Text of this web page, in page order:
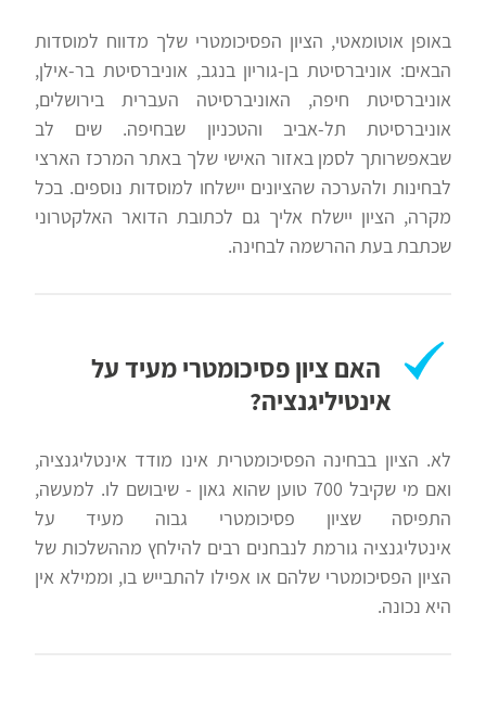
באופן אוטומאטי, הציון הפסיכומטרי שלך מדווח למוסדות
הבאים: אוניברסיטת בן-גוריון בנגב, אוניברסיטת בר-אילן,
אוניברסיטת חיפה, האוניברסיטה העברית בירושלים,
אוניברסיטת תל-אביב והטכניון שבחיפה. שים לב
שבאפשרותך לסמן באזור האישי שלך באתר המרכז הארצי
לבחינות ולהערכה שהציונים יישלחו למוסדות נוספים. בכל
מקרה, הציון יישלח אליך גם לכתובת הדואר האלקטרוני
שכתבת בעת ההרשמה לבחינה.
האם ציון פסיכומטרי מעיד על
אינטיליגנציה?
לא. הציון בבחינה הפסיכומטרית אינו מודד אינטליגנציה,
ואם מי שקיבל 700 טוען שהוא גאון - שיבושם לו. למעשה,
התפיסה שציון פסיכומטרי גבוה מעיד על
אינטליגנציה גורמת לנבחנים רבים להילחץ מההשלכות של
הציון הפסיכומטרי שלהם או אפילו להתבייש בו, וממילא אין
היא נכונה.